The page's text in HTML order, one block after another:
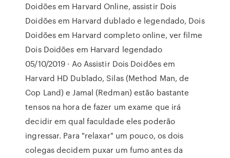
Doidões em Harvard Online, assistir Dois
Doidões em Harvard dublado e legendado, Dois
Doidões em Harvard completo online, ver filme
Dois Doidões em Harvard legendado
05/10/2019 · Ao Assistir Dois Doidões em
Harvard HD Dublado, Silas (Method Man, de
Cop Land) e Jamal (Redman) estão bastante
tensos na hora de fazer um exame que irá
decidir em qual faculdade eles poderão
ingressar. Para "relaxar" um pouco, os dois
colegas decidem puxar um fumo antes da